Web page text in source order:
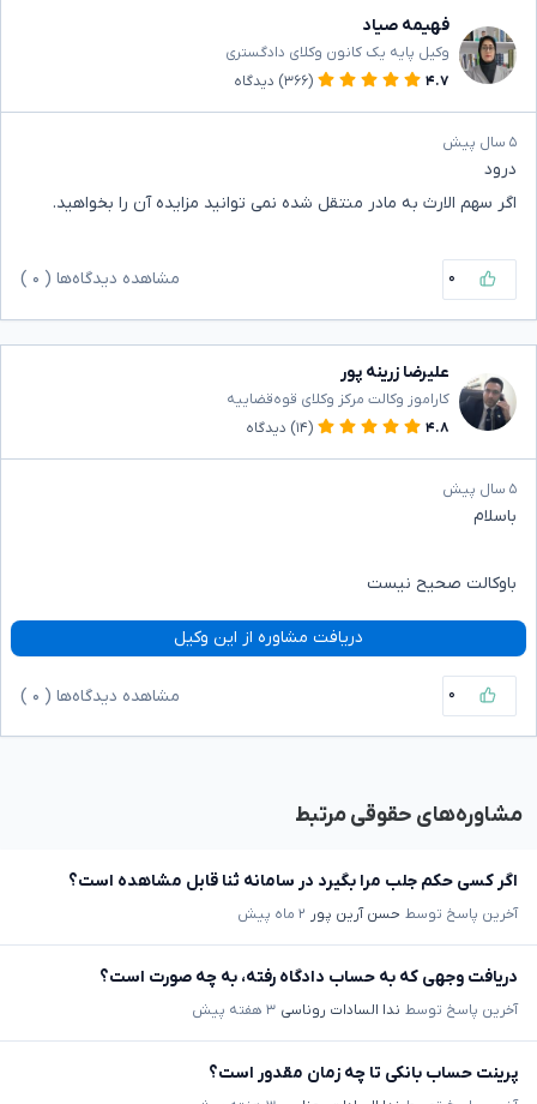
فهیمه صیاد
وکیل پایه یک کانون وکلای دادگستری
۴.۷
(۳۶۶) دیدگاه
۵ سال پیش
درود
اگر سهم الارث به مادر منتقل شده نمی توانید مزایده آن را بخواهید.
۰ مشاهده دیدگاه‌ها ( ۰
علیرضا زرینه پور
کاراموز وکالت مرکز وکلای قوه‌قضاییه
۴.۸
(۱۴) دیدگاه
۵ سال پیش
باسلام
باوکالت صحیح نیست
دریافت مشاوره از این وکیل
۰ مشاهده دیدگاه‌ها ( ۰
مشاوره‌های حقوقی مرتبط
اگر کسی حکم جلب مرا بگیرد در سامانه ثنا قابل مشاهده است؟
آخرین پاسخ توسط حسن آرین پور ۲ ماه پیش
دریافت وجهی که به حساب دادگاه رفته، به چه صورت است؟
آخرین پاسخ توسط ندا السادات روناسی ۳ هفته پیش
پرینت حساب بانکی تا چه زمان مقدور است؟